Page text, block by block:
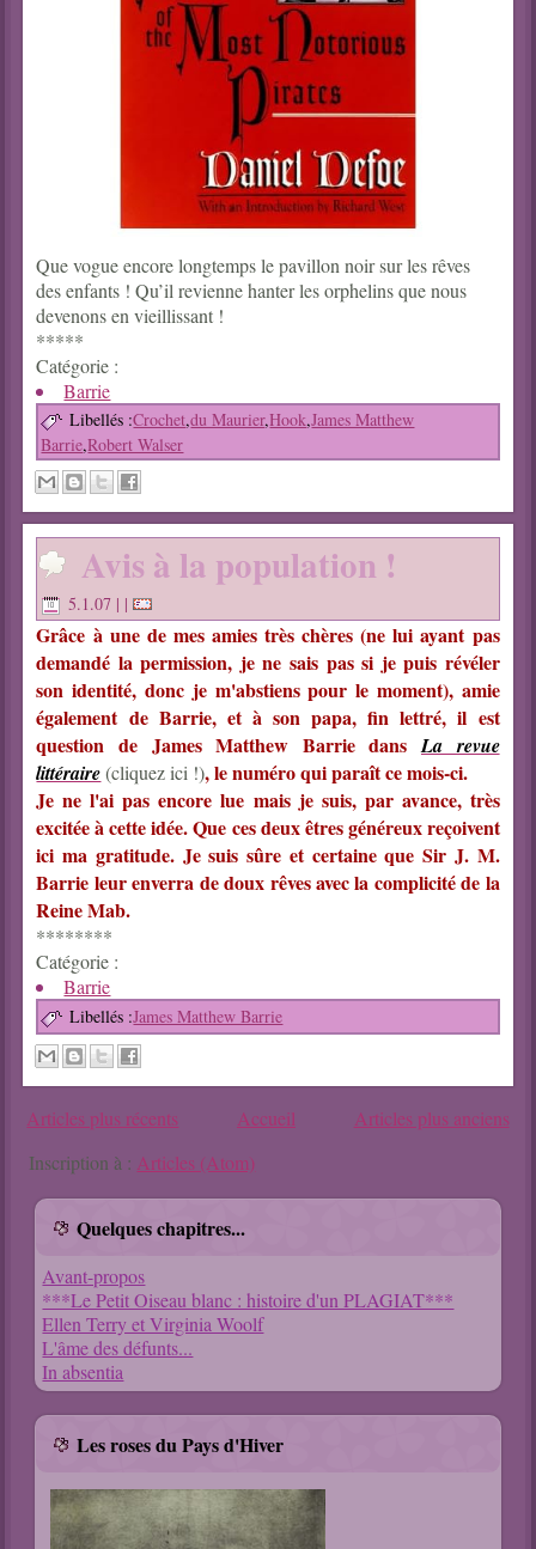
Que vogue encore longtemps le pavillon noir sur les rêves
des enfants ! Qu’il revienne hanter les orphelins que nous
devenons en vieillissant !
*****
Catégorie :
Barrie
Libellés :Crochet,du Maurier,Hook,James Matthew
Barrie,Robert Walser
Avis à la population !
5.1.07 | |
Grâce à une de mes amies très chères (ne lui ayant pas
demandé la permission, je ne sais pas si je puis révéler
son identité, donc je m'abstiens pour le moment), amie
également de Barrie, et à son papa, fin lettré, il est
question de James Matthew Barrie dansLa revue
littéraire(cliquez ici !), le numéro qui paraît ce mois-ci.
Je ne l'ai pas encore lue mais je suis, par avance, très
excitée à cette idée. Que ces deux êtres généreux reçoivent
ici ma gratitude. Je suis sûre et certaine que Sir J. M.
Barrie leur enverra de doux rêves avec la complicité de la
Reine Mab.
********
Catégorie :
Barrie
Libellés :James Matthew Barrie
Articles plus récents Articles plus anciens
Accueil
Inscription à : Articles (Atom)
Quelques chapitres...
Avant-propos
***Le Petit Oiseau blanc : histoire d'un PLAGIAT***
Ellen Terry et Virginia Woolf
L'âme des défunts...
In absentia
Les roses du Pays d'Hiver